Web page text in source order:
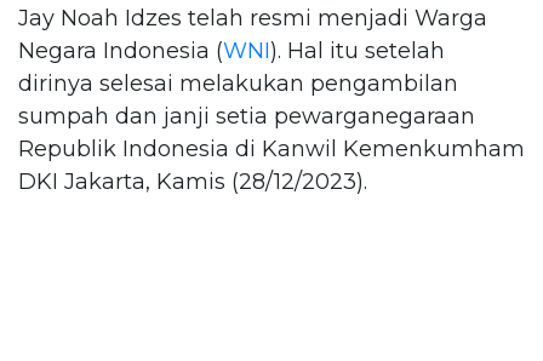
Jay Noah Idzes telah resmi menjadi Warga
Negara Indonesia (WNI). Hal itu setelah
dirinya selesai melakukan pengambilan
sumpah dan janji setia pewarganegaraan
Republik Indonesia di Kanwil Kemenkumham
DKI Jakarta, Kamis (28/12/2023).